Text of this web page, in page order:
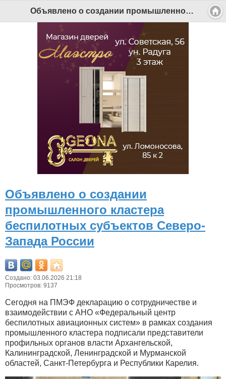
Объявлено о создании промышленного кластера беспилотных субъектов Северо-Запада России - Беломорканал Северодвинск tv29.ru
Объявлено о создании
промышленного кластера
беспилотных субъектов Северо-
Запада России
Создано: 03.06.2026 21:18
Просмотров: 9137
Сегодня на ПМЭФ декларацию о сотрудничестве и
взаимодействии с АНО «Федеральный центр
беспилотных авиационных систем» в рамках создания
промышленного кластера подписали представители
профильных органов власти Архангельской,
Калининградской, Ленинградской и Мурманской
областей, Санкт-Петербурга и Республики Карелия.